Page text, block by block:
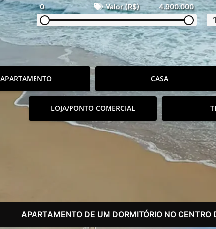
0 Valor (R$) 4.900.000
1
APARTAMENTO CASA
LOJA/PONTO COMERCIAL
APARTAMENTO DE UM DORMITÓRIO NO CENTRO